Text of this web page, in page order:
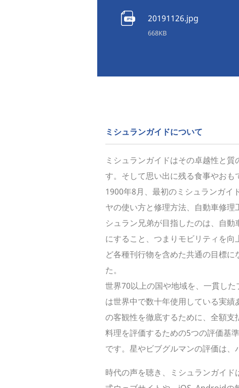
20191126.jpg
668KB
ミシュランガイドについて
ミシュランガイドはその卓越性と
す。そして思い出に残る食事やおも
1900年8月、最初のミシュランガイ
ヤの使い方と修理方法、自動車修
シュラン兄弟が目指したのは、自
にすること、つまりモビリティを
ど各種刊行物を含めた共通の目標
た。
世界70以上の国や地域を、一貫し
は世界中で数十年使用している実
の客観性を徹底するために、全額支
料理を評価するための5つの評価基
です。星やビブグルマンの評価は、
時代の声を聴き、ミシュランガイ